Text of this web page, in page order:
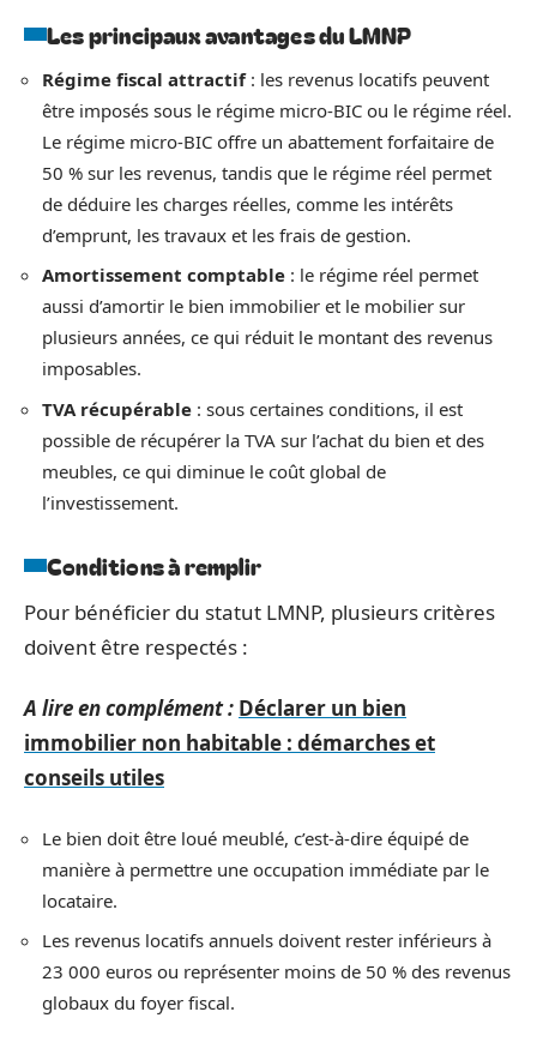
Les principaux avantages du LMNP
Régime fiscal attractif: les revenus locatifs peuvent
être imposés sous le régime micro-BIC ou le régime réel.
Le régime micro-BIC offre un abattement forfaitaire de
50 % sur les revenus, tandis que le régime réel permet
de déduire les charges réelles, comme les intérêts
d’emprunt, les travaux et les frais de gestion.
Amortissement comptable : le régime réel permet
aussi d’amortir le bien immobilier et le mobilier sur
plusieurs années, ce qui réduit le montant des revenus
imposables.
TVA récupérable : sous certaines conditions, il est
possible de récupérer la TVA sur l’achat du bien et des
meubles, ce qui diminue le coût global de
l’investissement.
Conditions à remplir
Pour bénéficier du statut LMNP, plusieurs critères
doivent être respectés :
A lire en complément : Déclarer un bien
immobilier non habitable : démarches et
conseils utiles
Le bien doit être loué meublé, c’est-à-dire équipé de
manière à permettre une occupation immédiate par le
locataire.
Les revenus locatifs annuels doivent rester inférieurs à
23 000 euros ou représenter moins de 50 % des revenus
globaux du foyer fiscal.